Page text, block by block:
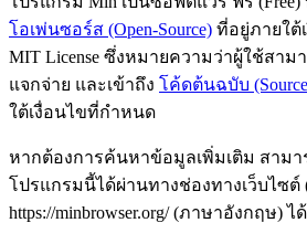
โอเพ่นซอร์ส (Open-Source) ที่อยู่ภายใต้
MIT License ซึ่งหมายความว่าผู้ใช้สาม
แจกจ่าย และเข้าถึง โค้ดต้นฉบับ
ใต้เงื่อนไขที่กำหนด
หากต้องการค้นหาข้อมูลเพิ่มเติม สาม
โปรแกรมนี้ได้ผ่านทางช่องทางเว็บไซต์
https://minbrowser.org/ (ภาษาอังกฤษ) ไ